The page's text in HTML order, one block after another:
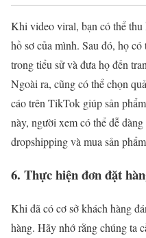
Khi video viral, bạn có thể
hồ sơ của mình. Sau đó, họ
trong tiểu sử và đưa họ đến
Ngoài ra, cũng có thể chọn
cáo trên TikTok giúp sản
này, người xem có thể dễ
dropshipping và mua sản
6. Thực hiện đơn đặt
Khi đã có cơ sở khách hàng
hàng. Hãy nhớ rằng chúng ta